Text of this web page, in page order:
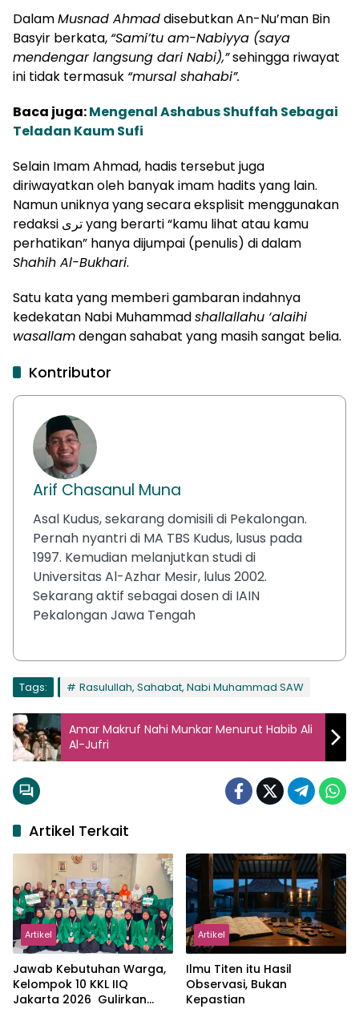
DalamMusnad Ahmaddisebutkan An-Nu’man Bin
Basyir berkata, “Sami’tu am-Nabiyya (saya
mendengar langsung dari Nabi),”sehingga riwayat
ini tidak termasuk “mursal shahabi”.
Baca juga:Mengenal Ashabus Shuffah Sebagai
Teladan Kaum Sufi
Selain Imam Ahmad, hadis tersebut juga
diriwayatkan oleh banyak imam hadits yang lain.
Namun uniknya yang secara eksplisit menggunakan
redaksi ترى yang berarti “kamu lihat atau kamu
perhatikan” hanya dijumpai (penulis) di dalam
Shahih Al-Bukhari.
Satu kata yang memberi gambaran indahnya
kedekatan Nabi Muhammadshallallahu ‘alaihi
wasallamdengan sahabat yang masih sangat belia.
Kontributor
Arif Chasanul Muna
Asal Kudus, sekarang domisili di Pekalongan.
Pernah nyantri di MA TBS Kudus, lusus pada
1997. Kemudian melanjutkan studi di
Universitas Al-Azhar Mesir, lulus 2002.
Sekarang aktif sebagai dosen di IAIN
Pekalongan Jawa Tengah
Tags: Rasulullah, Sahabat, Nabi Muhammad SAW
Amar Makruf Nahi Munkar Menurut Habib Ali
Al-Jufri
Artikel Terkait
Artikel
Jawab Kebutuhan Warga,
Kelompok 10 KKL IIQ
Jakarta 2026 Gulirkan
Artikel
Ilmu Titen itu Hasil
Observasi, Bukan
Kepastian